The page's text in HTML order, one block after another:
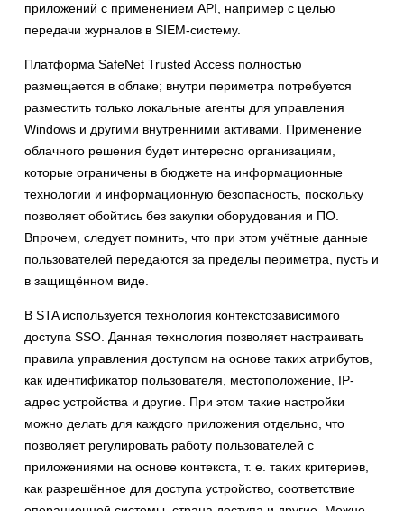
приложений с применением API, например с целью
передачи журналов в SIEM-систему.
Платформа SafeNet Trusted Access полностью
размещается в облаке; внутри периметра потребуется
разместить только локальные агенты для управления
Windows и другими внутренними активами. Применение
облачного решения будет интересно организациям,
которые ограничены в бюджете на информационные
технологии и информационную безопасность, поскольку
позволяет обойтись без закупки оборудования и ПО.
Впрочем, следует помнить, что при этом учётные данные
пользователей передаются за пределы периметра, пусть и
в защищённом виде.
В STA используется технология контекстозависимого
доступа SSO. Данная технология позволяет настраивать
правила управления доступом на основе таких атрибутов,
как идентификатор пользователя, местоположение, IP-
адрес устройства и другие. При этом такие настройки
можно делать для каждого приложения отдельно, что
позволяет регулировать работу пользователей с
приложениями на основе контекста, т. е. таких критериев,
как разрешённое для доступа устройство, соответствие